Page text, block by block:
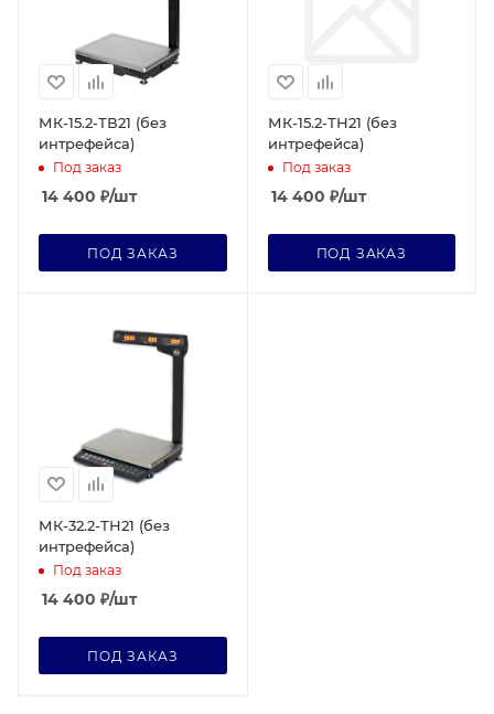
МК-15.2-ТВ21 (без
интрефейса)
Под заказ
14 400 ₽/шт
ПОД ЗАКАЗ
МК-15.2-ТН21 (без
интрефейса)
Под заказ
14 400 ₽/шт
ПОД ЗАКАЗ
МК-32.2-ТН21 (без
интрефейса)
Под заказ
14 400 ₽/шт
ПОД ЗАКАЗ